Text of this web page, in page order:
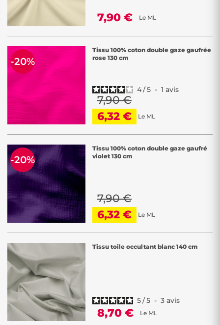
7,90 € Le ML
Tissu 100% coton double gaze gaufrée
rose 130 cm
4/5 - 1 avis
7,90 €
6,32 €
Le ML
-20%
Tissu 100% coton double gaze gaufré
violet 130 cm
7,90 €
6,32 €
Le ML
-20%
Tissu toile occultant blanc 140 cm
5/5 - 3 avis
8,70 € Le ML